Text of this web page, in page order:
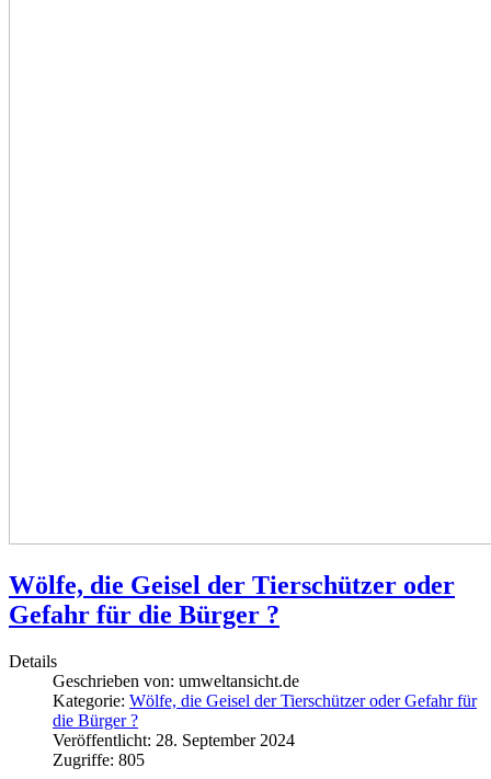
Wölfe, die Geisel der Tierschützer oder
Gefahr für die Bürger ?
Details
Geschrieben von: umweltansicht.de
Kategorie: Wölfe, die Geisel der Tierschützer oder Gefahr für
die Bürger ?
Veröffentlicht: 28. September 2024
Zugriffe: 805